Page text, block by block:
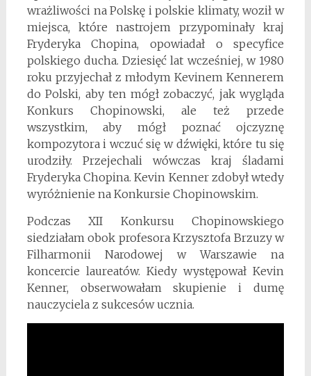
wrażliwości na Polskę i polskie klimaty, woził w
miejsca, które nastrojem przypominały kraj
Fryderyka Chopina, opowiadał o specyfice
polskiego ducha. Dziesięć lat wcześniej, w 1980
roku przyjechał z młodym Kevinem Kennerem
do Polski, aby ten mógł zobaczyć, jak wygląda
Konkurs Chopinowski, ale też przede
wszystkim, aby mógł poznać ojczyznę
kompozytora i wczuć się w dźwięki, które tu się
urodziły. Przejechali wówczas kraj śladami
Fryderyka Chopina. Kevin Kenner zdobył wtedy
wyróżnienie na Konkursie Chopinowskim.
Podczas XII Konkursu Chopinowskiego
siedziałam obok profesora Krzysztofa Brzuzy w
Filharmonii Narodowej w Warszawie na
koncercie laureatów. Kiedy występował Kevin
Kenner, obserwowałam skupienie i dumę
nauczyciela z sukcesów ucznia.